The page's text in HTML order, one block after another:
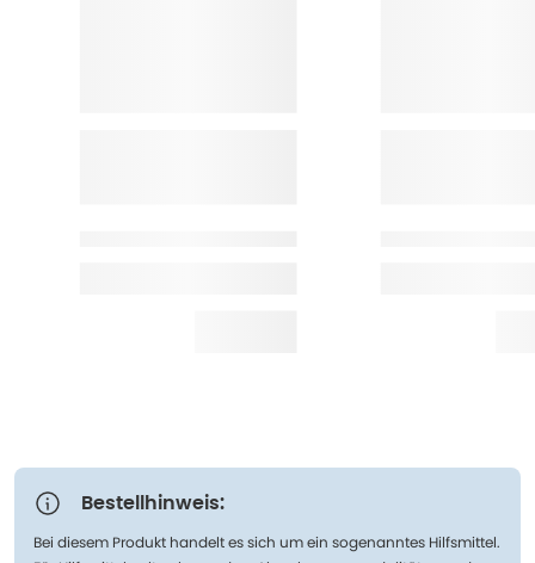
Bestellhinweis:
Bei diesem Produkt handelt es sich um ein sogenanntes Hilfsmittel.